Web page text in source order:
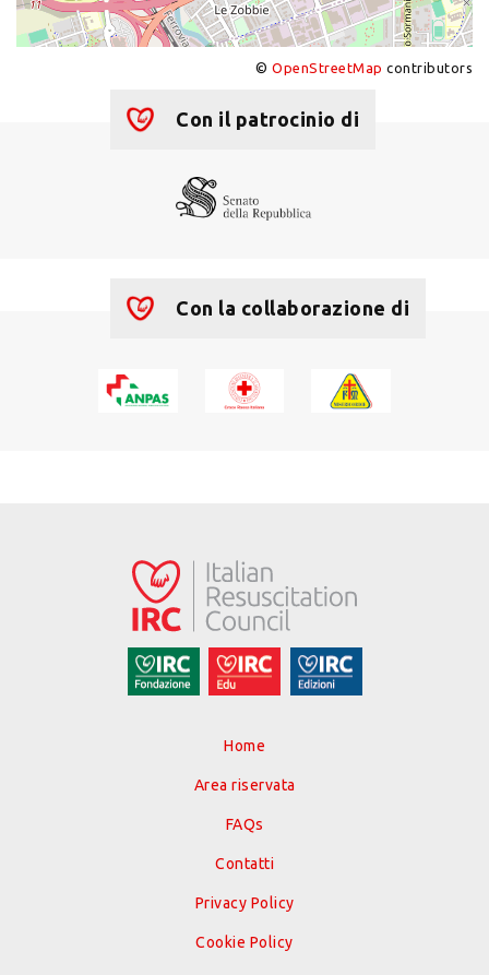
© OpenStreetMap contributors
Con il patrocinio di
Con la collaborazione di
Home
Area riservata
FAQs
Contatti
Privacy Policy
Cookie Policy